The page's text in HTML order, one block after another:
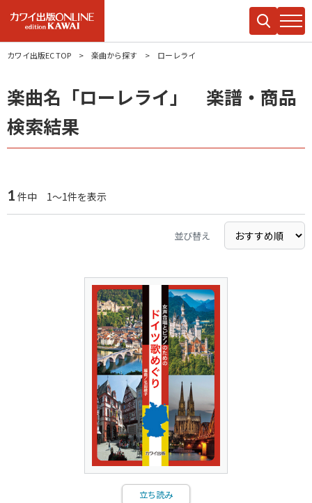
カワイ出版EC TOP 楽曲から探す ローレライ
楽曲名「ローレライ」 楽譜・商品
検索結果
1 件中 1～1件を表示
並び替え
立ち読み